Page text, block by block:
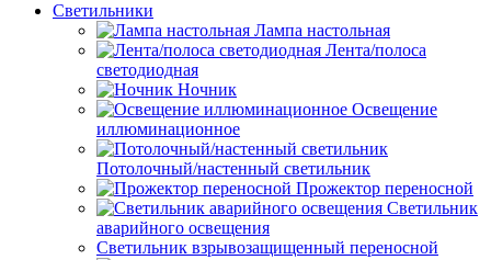
Светильники
Лампа настольная
Лента/полоса
светодиодная
Ночник
Освещение
иллюминационное
Потолочный/настенный светильник
Прожектор переносной
Светильник
аварийного освещения
Светильник взрывозащищенный переносной